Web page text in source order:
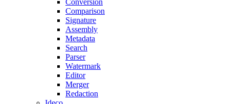
Conversion
Comparison
Signature
Assembly
Metadata
Search
Parser
Watermark
Editor
Merger
Redaction